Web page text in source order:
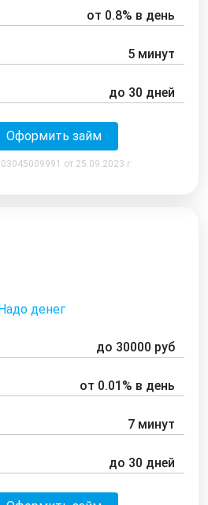
от 0.8% в день
5 минут
до 30 дней
Оформить займ
от 25.09.2023 г
денег
до 30000 руб
от 0.01% в день
7 минут
до 30 дней